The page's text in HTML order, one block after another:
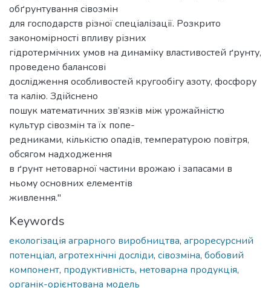
обґрунтування сівозмін
для господарств різної спеціалізації. Розкрито
закономірності впливу різних
гідротермічних умов на динаміку властивостей ґрунту,
проведено балансові
дослідження особливостей кругообігу азоту, фосфору
та калію. Здійснено
пошук математичних зв’язків між урожайністю
культур сівозмін та їх попе-
редниками, кількістю опадів, температурою повітря,
обсягом надходження
в ґрунт нетоварної частини врожаю і запасами в
ньому основних елементів
живлення."
Keywords
екологізація аграрного виробництва, агроресурсний
потенціал, агротехнічні досліди, сівозміна, бобовий
компонент, продуктивність, нетоварна продукція,
органік-орієнтована модель